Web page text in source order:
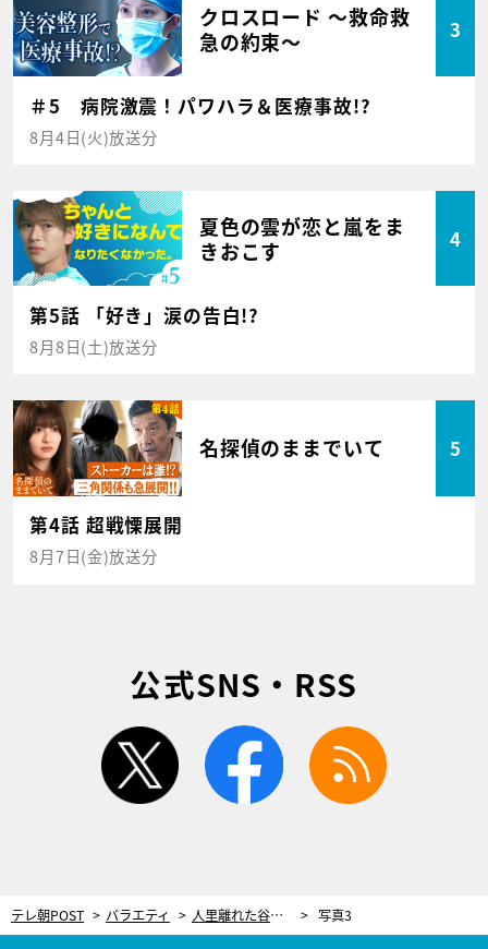
クロスロード ～救命救
急の約束～
3
＃5 病院激震！パワハラ＆医療事故!?
8月4日(火)放送分
夏色の雲が恋と嵐をま
きおこす
4
第5話 「好き」涙の告白!?
8月8日(土)放送分
名探偵のままでいて 5
第4話 超戦慄展開
8月7日(金)放送分
公式SNS・RSS
twitter facebook
テレ朝POST バラエティ 人里離れた谷に自作の“ポツンと一軒家”！アマチュア無線の機器など貴重な機材がズラリ 写真3